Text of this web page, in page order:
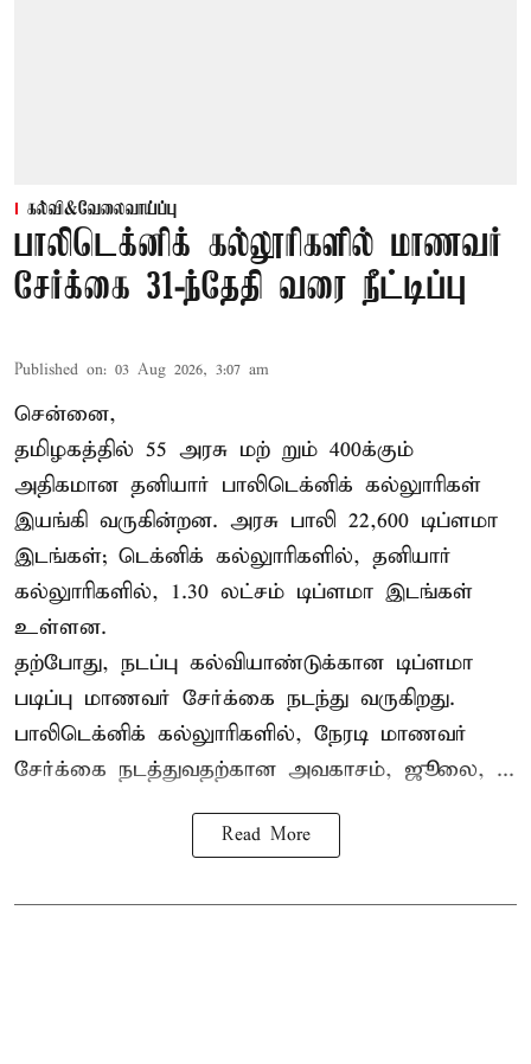
கல்வி&வேலைவாய்ப்பு
பாலிடெக்னிக் கல்லூரிகளில் மாணவர்
சேர்க்கை 31-ந்தேதி வரை நீட்டிப்பு
Published on: 03 Aug 2026, 3:07 am
சென்னை,
தமிழகத்தில் 55 அரசு மற் றும் 400க்கும்
அதிகமான தனியார் பாலிடெக்னிக் கல்லுாரிகள்
இயங்கி வருகின்றன. அரசு பாலி 22,600 டிப்ளமா
இடங்கள்; டெக்னிக் கல்லுாரிகளில், தனியார்
கல்லுாரிகளில், 1.30 லட்சம் டிப்ளமா இடங்கள்
உள்ளன.
தற்போது, நடப்பு கல்வியாண்டுக்கான டிப்ளமா
படிப்பு மாணவர் சேர்க்கை நடந்து வருகிறது.
பாலிடெக்னிக் கல்லுாரிகளில், நேரடி மாணவர்
சேர்க்கை நடத்துவதற்கான அவகாசம், ஜூலை, ...
Read More